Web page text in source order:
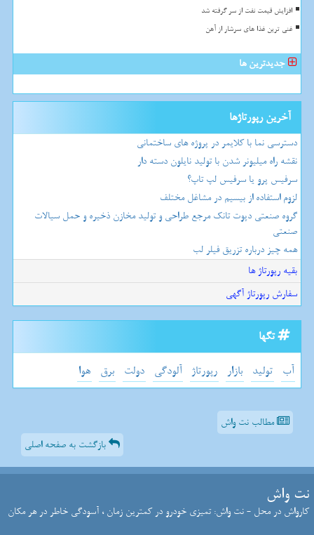
افزایش قیمت نفت از سر گرفته شد
غنی ترین غذا های سرشار از آهن
جدیدترین ها
آخرین رپورتاژها
دسترسی نما با کلایمر در پروژه های ساختمانی
نقشه راه میلیونر شدن با تولید نایلون دسته دار
سرفیس پرو یا سرفیس لپ تاپ؟
لزوم استفاده از بیسیم در مشاغل مختلف
گروه صنعتی دپوت تانک مرجع طراحی و تولید مخازن ذخیره و حمل سیالات
صنعتی
همه چیز درباره تزریق فیلر لب
بقیه رپورتاژ ها
سفارش رپورتاژ آگهی
تگها
آب تولید بازار رپورتاژ آلودگی دولت برق هوا
مطالب نت واش
بازگشت به صفحه اصلی
نت واش
کارواش در محل - نت واش: تمیزی خودرو در کمترین زمان ، آسودگی خاطر در هر مکان